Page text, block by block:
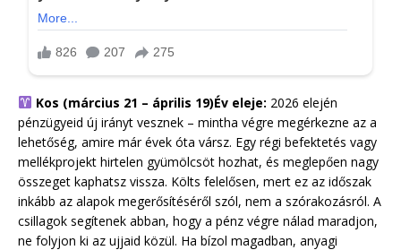
Kos (március 21 – április 19)Év eleje: 2026 elején
pénzügyeid új irányt vesznek – mintha végre megérkezne az a
lehetőség, amire már évek óta vársz. Egy régi befektetés vagy
mellékprojekt hirtelen gyümölcsöt hozhat, és meglepően nagy
összeget kaphatsz vissza. Költs felelősen, mert ez az időszak
inkább az alapok megerősítéséről szól, nem a szórakozásról. A
csillagok segítenek abban, hogy a pénz végre nálad maradjon,
ne folyjon ki az ujjaid közül. Ha bízol magadban, anyagi